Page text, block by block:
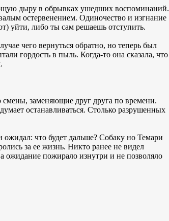
дыру в обрывках ушедших воспоминаний.
остервенением. Одиночество и изгнание
уйти, либо ты сам решаешь отступить.
чего вернуться обратно, но теперь был
гордость в пыль. Когда-то она сказала, что
смены, заменяющие друг друга по времени.
останавливаться. Столько разрушенных
что будет дальше? Собаку но Темари
за ее жизнь. Никто ранее не видел
ожидание пожирало изнутри и не позволяло